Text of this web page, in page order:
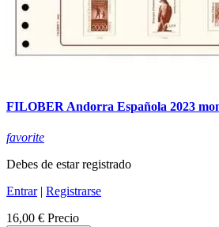
FILOBER Andorra Española 2023
favorite
Debes de estar registrado
Entrar| Registrarse
16,00 € Precio